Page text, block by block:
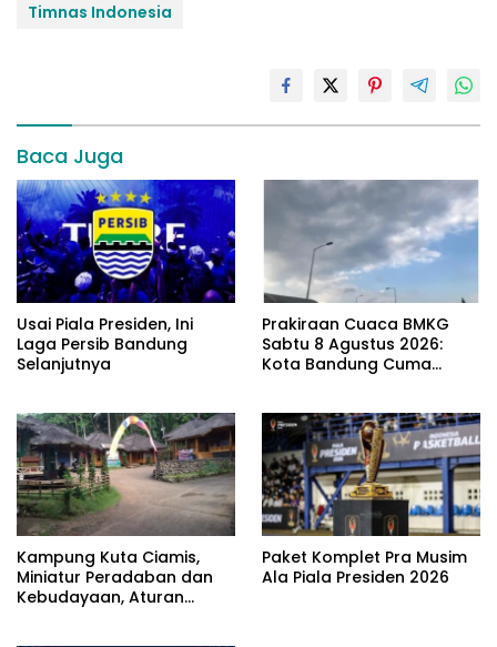
Timnas Indonesia
Baca Juga
Usai Piala Presiden, Ini
Laga Persib Bandung
Selanjutnya
Prakiraan Cuaca BMKG
Sabtu 8 Agustus 2026:
Kota Bandung Cuma
Kampung Kuta Ciamis,
Miniatur Peradaban dan
Kebudayaan, Aturan
Paket Komplet Pra Musim
Ala Piala Presiden 2026